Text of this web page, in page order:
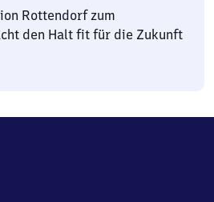
Rottendorf zum
den Halt fit für die Zukunft